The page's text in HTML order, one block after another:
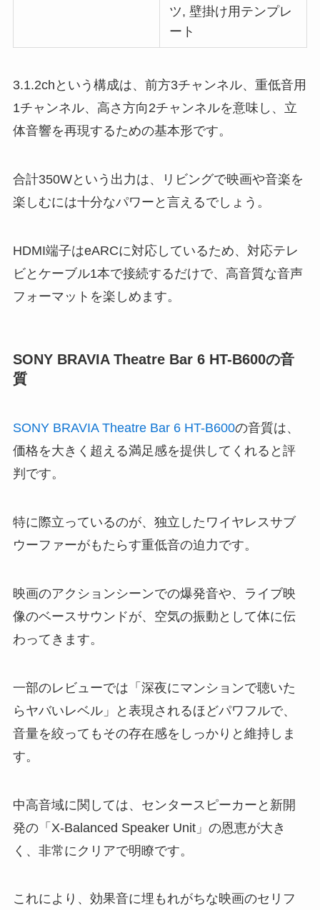
ツ, 壁掛け用テンプレ
ート
3.1.2chという構成は、前方3チャンネル、重低音用
1チャンネル、高さ方向2チャンネルを意味し、立
体音響を再現するための基本形です。
合計350Wという出力は、リビングで映画や音楽を
楽しむには十分なパワーと言えるでしょう。
HDMI端子はeARCに対応しているため、対応テレ
ビとケーブル1本で接続するだけで、高音質な音声
フォーマットを楽しめます。
SONY BRAVIA Theatre Bar 6 HT-B600の音
質
SONY BRAVIA Theatre Bar 6 HT-B600の音質は、
価格を大きく超える満足感を提供してくれると評
判です。
特に際立っているのが、独立したワイヤレスサブ
ウーファーがもたらす重低音の迫力です。
映画のアクションシーンでの爆発音や、ライブ映
像のベースサウンドが、空気の振動として体に伝
わってきます。
一部のレビューでは「深夜にマンションで聴いた
らヤバいレベル」と表現されるほどパワフルで、
音量を絞ってもその存在感をしっかりと維持しま
す。
中高音域に関しては、センタースピーカーと新開
発の「X-Balanced Speaker Unit」の恩恵が大き
く、非常にクリアで明瞭です。
これにより、効果音に埋もれがちな映画のセリフ